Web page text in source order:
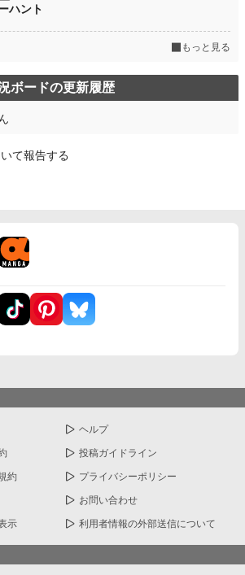
ハント
もっと見る
ボードの更新履歴
て報告する
ヘルプ
投稿ガイドライン
約 プライバシーポリシー
お問い合わせ
示 利用者情報の外部送信について